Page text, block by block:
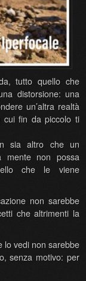
tutto quello che
distorsione: una
un’altra realtà
cui fin da piccolo ti
sia altro che un
mente non possa
che le viene
non sarebbe
che altrimenti la
lo vedi non sarebbe
senza motivo: per